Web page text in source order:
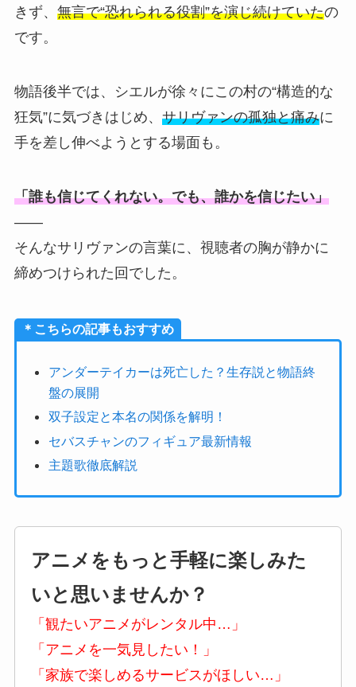
きず、 無言で“恐れられる役割”を演じ続けていたの
です。
物語後半では、シエルが徐々にこの村の“構造的な
狂気”に気づきはじめ、 サリヴァンの孤独と痛みに
手を差し伸べようとする場面も。
「誰も信じてくれない。でも、誰かを信じたい」
——
そんなサリヴァンの言葉に、視聴者の胸が静かに
締めつけられた回でした。
＊こちらの記事もおすすめ
アンダーテイカーは死亡した？生存説と物語終
盤の展開
双子設定と本名の関係を解明！
セバスチャンのフィギュア最新情報
主題歌徹底解説
アニメをもっと手軽に楽しみた
いと思いませんか？
「観たいアニメがレンタル中…」
「アニメを一気見したい！」
「家族で楽しめるサービスがほしい…」